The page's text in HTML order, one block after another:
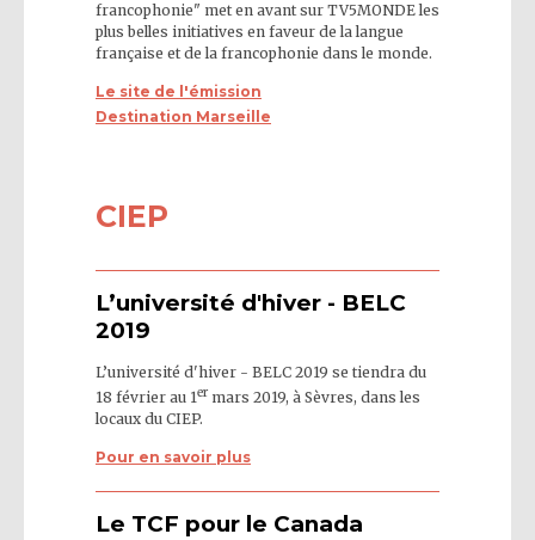
francophonie" met en avant sur TV5MONDE les
plus belles initiatives en faveur de la langue
française et de la francophonie dans le monde.
Le site de l'émission
Destination Marseille
CIEP
L’université d'hiver - BELC
2019
L’université d'hiver - BELC 2019 se tiendra du
18 février au 1er mars 2019, à Sèvres, dans les
locaux du CIEP.
Pour en savoir plus
Le TCF pour le Canada